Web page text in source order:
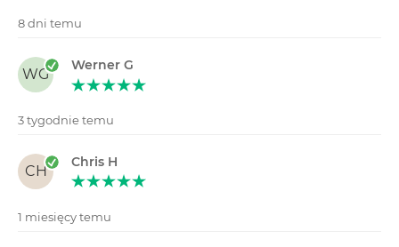
8 dni temu
WG
Werner G
3 tygodnie temu
CH
Chris H
1 miesięcy temu